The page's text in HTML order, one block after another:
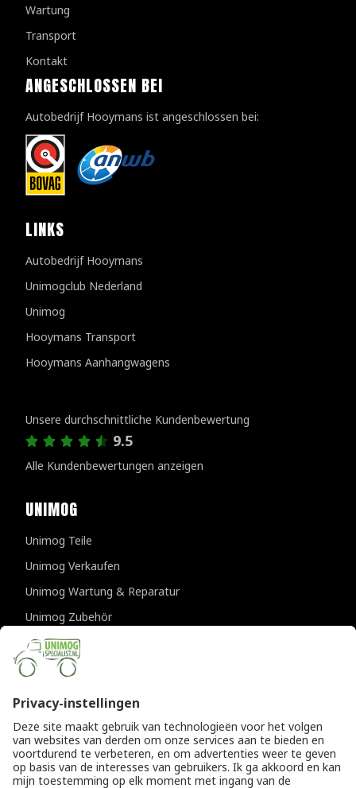
Wartung
Transport
Kontakt
ANGESCHLOSSEN BEI
Autobedrijf Hooymans ist angeschlossen bei:
LINKS
Autobedrijf Hooymans
Unimogclub Nederland
Unimog
Hooymans Transport
Hooymans Aanhangwagens
Unsere durchschnittliche Kundenbewertung
9.5
Alle Kundenbewertungen anzeigen
UNIMOG
Unimog Teile
Unimog Verkaufen
Unimog Wartung & Reparatur
Unimog Zubehör
Unimog APK-prufungen
KONTAKTDATEN
Provincialeweg 94-98
Die Niederlande
T+31 (0)418 632073